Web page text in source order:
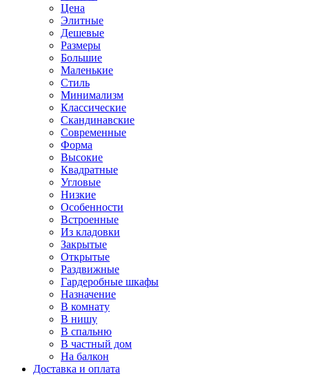
Цена
Элитные
Дешевые
Размеры
Большие
Маленькие
Стиль
Минимализм
Классические
Скандинавские
Современные
Форма
Высокие
Квадратные
Угловые
Низкие
Особенности
Встроенные
Из кладовки
Закрытые
Открытые
Раздвижные
Гардеробные шкафы
Назначение
В комнату
В нишу
В спальню
В частный дом
На балкон
Доставка и оплата